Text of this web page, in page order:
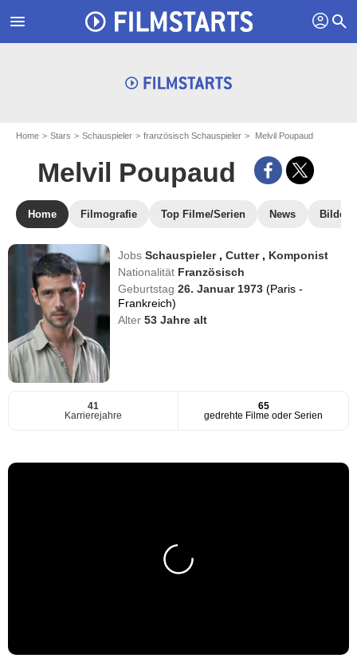
menu profil search
Home Stars Schauspieler französisch Schauspieler Melvil Poupaud
Melvil Poupaud
Home Filmografie Top Filme/Serien News Bilder
JobsSchauspieler ,Cutter , Komponist
Nationalität Französisch
Geburtstag26. Januar 1973(Paris -
Frankreich)
Alter53 Jahre alt
41
Karrierejahre
65
gedrehte Filme oder Serien